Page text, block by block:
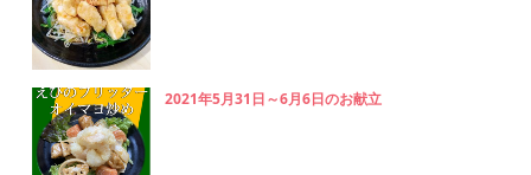
2021年5月31日～6月6日のお献立